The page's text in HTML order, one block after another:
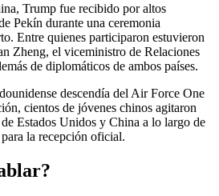
Trump fue recibido por altos
Pekín durante una ceremonia
Entre quienes participaron estuvieron
Zheng, el viceministro de Relaciones
de diplomáticos de ambos países.
descendía del Air Force One
cientos de jóvenes chinos agitaron
Estados Unidos y China a lo largo de
la recepción oficial.